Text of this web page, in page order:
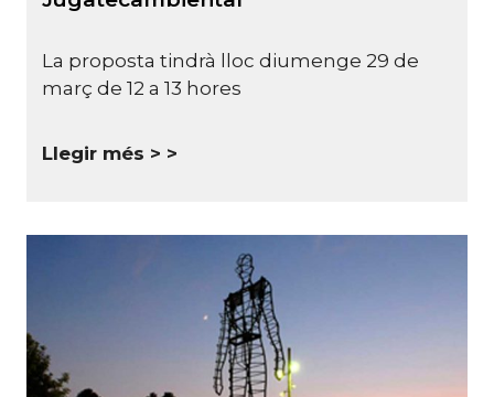
La proposta tindrà lloc diumenge 29 de
març de 12 a 13 hores
Llegir més >